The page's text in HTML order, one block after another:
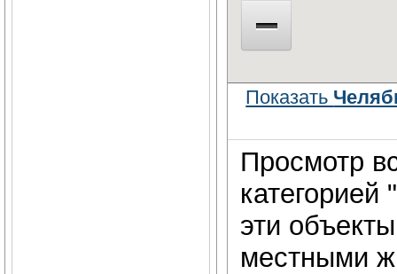
Показать
Просмотр
категорией
эти
местными